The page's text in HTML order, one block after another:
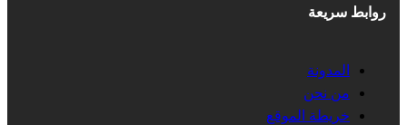
روابط سريعة
المدونة
من نحن
خريطة الموقع